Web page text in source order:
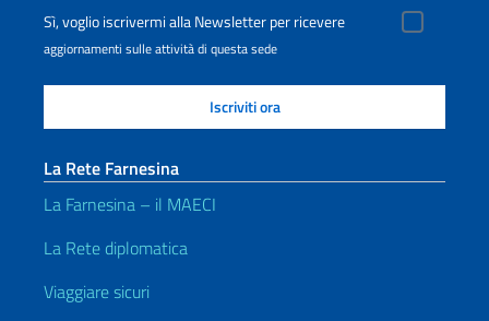
Sì, voglio iscrivermi alla Newsletter per ricevere
aggiornamenti sulle attività di questa sede
La Rete Farnesina
La Farnesina – il MAECI
La Rete diplomatica
Viaggiare sicuri